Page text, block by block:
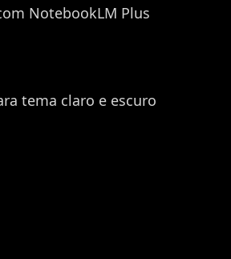
NotebookLM Plus
tema claro e escuro